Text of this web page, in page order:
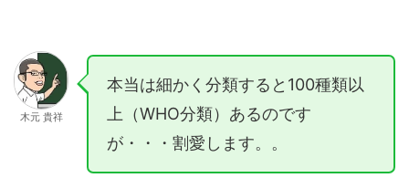
木元 貴祥
本当は細かく分類すると100種類以
上（WHO分類）あるのです
が・・・割愛します。。